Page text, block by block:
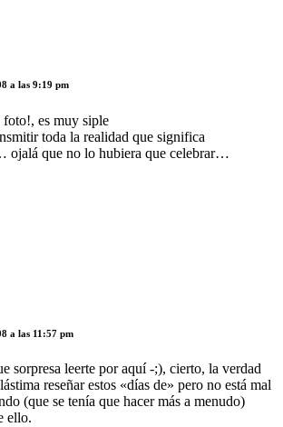
a las 9:19 pm
foto!, es muy siple
toda la realidad que significa
ojalá que no lo hubiera que celebrar…
a las 11:57 pm
sorpresa leerte por aquí -;), cierto, la verdad
reseñar estos «días de» pero no está mal
(que se tenía que hacer más a menudo)
ello.